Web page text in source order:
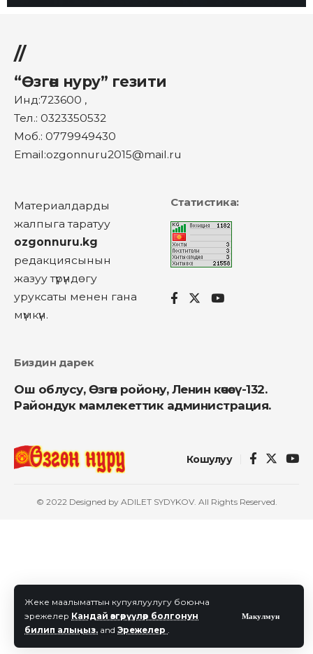
Жеке маалыматтын купуялуулугу боюнча
эрежелер Кандай өзгөрүүлөр болгонун
билип алыңыз. and Эрежелер .
Макулмун
//
“Өзгөн нуру” гезити
Инд:723600 ,
Тел.: 0323350532
Моб.: 0779949430
Email:ozgonnuru2015@mail.ru
Материалдарды
жалпыга таратуу
ozgonnuru.kg
редакциясынын
жазуу түрүндөгу
уруксаты менен гана
мүмкүн.
Статистика:
Биздин дарек
Ош облусу, Өзгөн ройону, Ленин көчөсү-132.
Райондук мамлекеттик администрация.
Кошулуу
© 2022 Designed by ADILET SYDYKOV. All Rights Reserved.